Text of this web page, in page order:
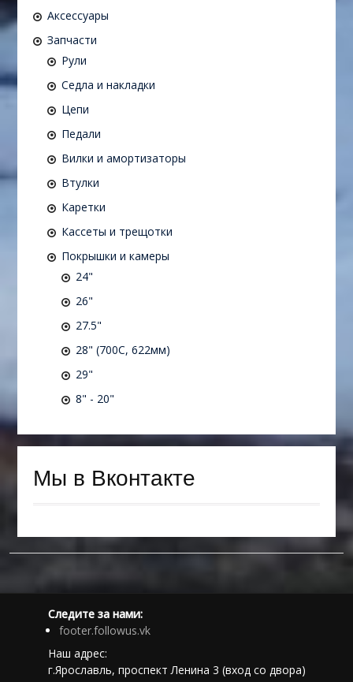
Аксессуары
Запчасти
Рули
Седла и накладки
Цепи
Педали
Вилки и амортизаторы
Втулки
Каретки
Кассеты и трещотки
Покрышки и камеры
24"
26"
27.5"
28" (700C, 622мм)
29"
8" - 20"
Мы в Вконтакте
Следите за нами:
footer.followus.vk
Наш адрес:
г.Ярославль, проспект Ленина 3 (вход со двора)